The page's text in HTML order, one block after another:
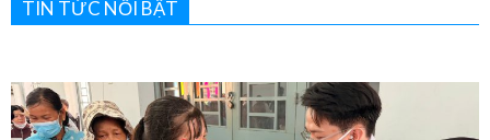
TIN TỨC NỔI BẬT